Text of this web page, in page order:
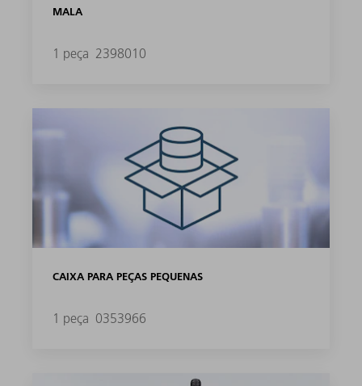
MALA
1 peça 2398010
CAIXA PARA PEÇAS PEQUENAS
1 peça 0353966